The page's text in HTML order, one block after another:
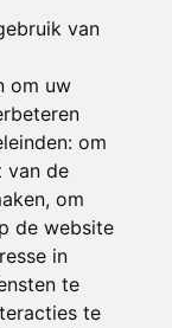
van
om uw
om
van de
, om
de website
in
te
te
binnen
Lez-
na